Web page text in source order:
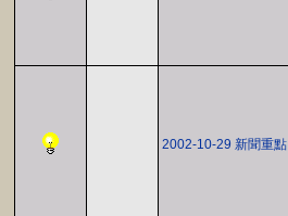
2002-10-29 新聞重點